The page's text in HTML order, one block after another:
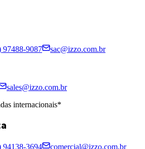
97488-9087
sac@izzo.com.br
sales@izzo.com.br
internacionais*
94138-3694
comercial@izzo.com.br